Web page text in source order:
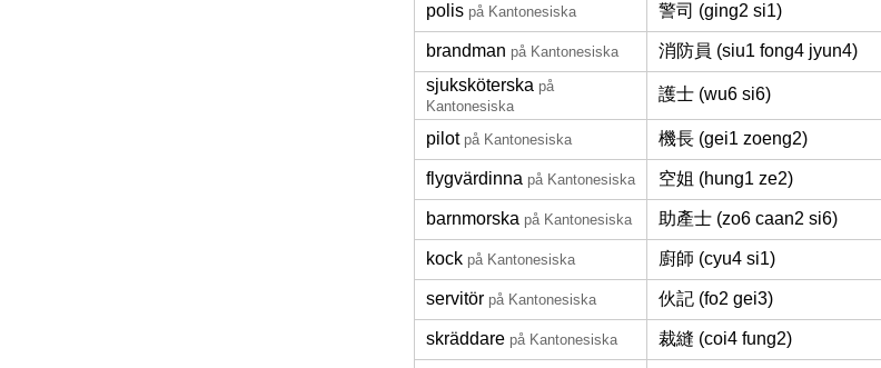
polis på Kantonesiska 警司 (ging2 si1)
brandman på Kantonesiska
消防員 (siu1 fong4 jyun4)
sjuksköterska på
Kantonesiska
護士 (wu6 si6)
pilot på Kantonesiska 機長 (gei1 zoeng2)
flygvärdinna på Kantonesiska 空姐 (hung1 ze2)
barnmorska på Kantonesiska 助產士 (zo6 caan2 si6)
kock på Kantonesiska 廚師 (cyu4 si1)
servitör på Kantonesiska 伙記 (fo2 gei3)
skräddare på Kantonesiska 裁縫 (coi4 fung2)